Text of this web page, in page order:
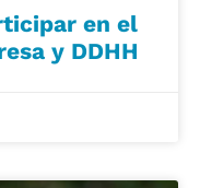
en el
y DDHH